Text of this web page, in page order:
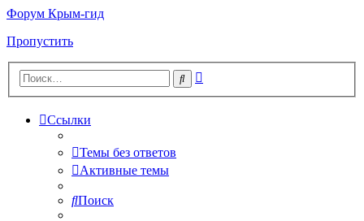
Форум Крым-гид
Пропустить
Поиск
Ссылки
Темы без ответов
Активные темы
Поиск